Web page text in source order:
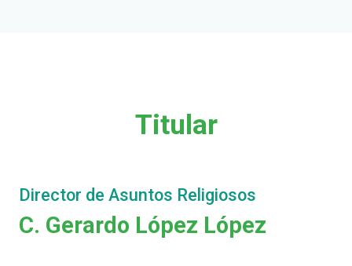
Titular
Director de Asuntos Religiosos
C. Gerardo López López